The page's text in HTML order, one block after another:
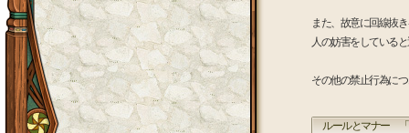
また、故意に回線抜
人の妨害をしている
その他の禁止行為に
ルールとマナー